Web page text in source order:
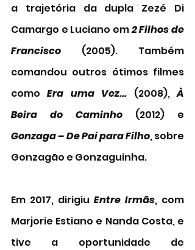
a trajetória da dupla Zezé Di
Camargo e Luciano em 2 Filhos de
Francisco (2005). Também
comandou outros ótimos filmes
como Era uma Vez... (2008), À
Beira do Caminho
Gonzaga – De Pai para Filho, sobre
Gonzagão e Gonzaguinha.
Em 2017, dirigiu Entre Irmãs, com
Marjorie Estiano e Nanda Costa, e
tive a oportunidade de